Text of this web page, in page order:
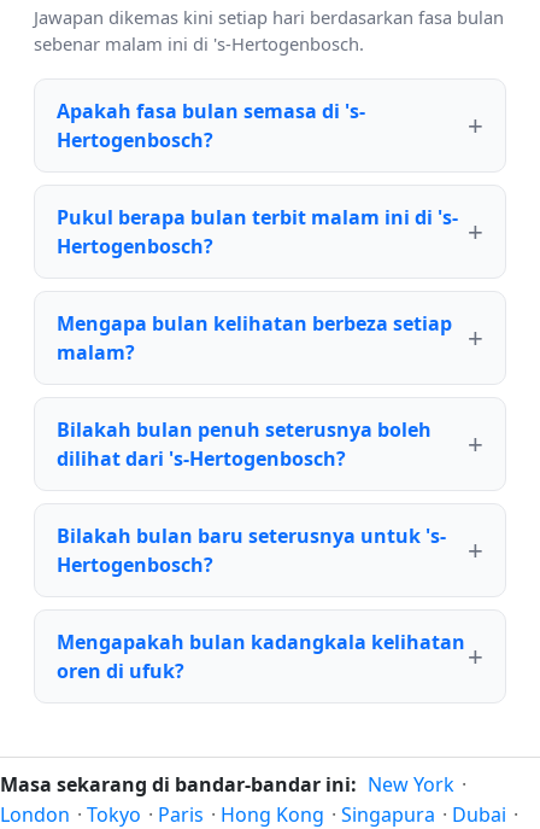
Jawapan dikemas kini setiap hari berdasarkan fasa bulan
sebenar malam ini di 's-Hertogenbosch.
Apakah fasa bulan semasa di 's-
Hertogenbosch?
Pukul berapa bulan terbit malam ini di 's-
Hertogenbosch?
Mengapa bulan kelihatan berbeza setiap
malam?
Bilakah bulan penuh seterusnya boleh
dilihat dari 's-Hertogenbosch?
Bilakah bulan baru seterusnya untuk 's-
Hertogenbosch?
Mengapakah bulan kadangkala kelihatan
oren di ufuk?
Masa sekarang di bandar-bandar ini: New York ·
London · Tokyo · Paris · Hong Kong · Singapura · Dubai ·